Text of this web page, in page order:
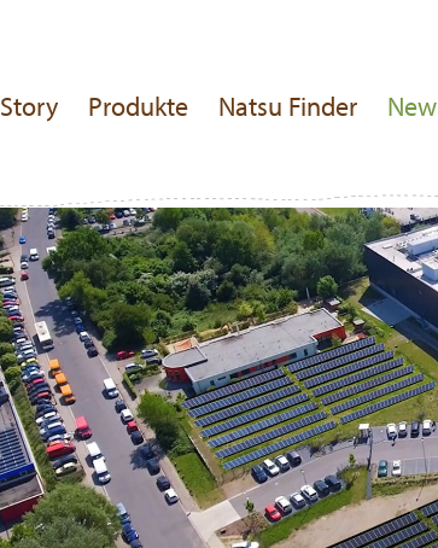
Story Produkte Natsu Finder